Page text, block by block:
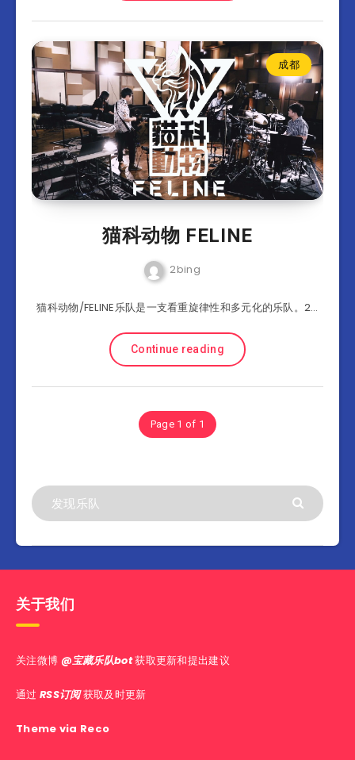
成都
猫科动物 FELINE
2bing
猫科动物/FELINE乐队是一支看重旋律性和多元化的乐队。2…
Continue reading
Page 1 of 1
关于我们
关注微博 @宝藏乐队bot获取更新和提出建议
通过 RSS订阅获取及时更新
Theme via Reco